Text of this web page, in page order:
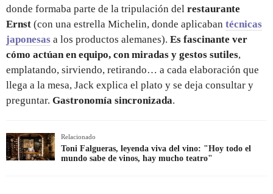
donde formaba parte de la tripulación del restaurante
Ernst (con una estrella Michelin, donde aplicaban técnicas
japonesas a los productos alemanes). Es fascinante ver
cómo actúan en equipo, con miradas y gestos sutiles,
emplatando, sirviendo, retirando… a cada elaboración que
llega a la mesa, Jack explica el plato y se deja consultar y
preguntar. Gastronomía sincronizada.
Relacionado
Toni Falgueras, leyenda viva del vino: "Hoy todo el
mundo sabe de vinos, hay mucho teatro"